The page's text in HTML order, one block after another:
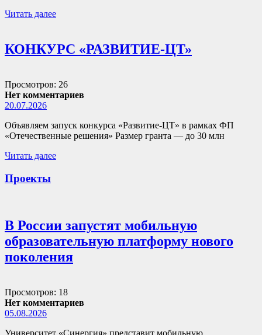
Читать далее
КОНКУРС «РАЗВИТИЕ-ЦТ»
Просмотров: 26
Нет комментариев
20.07.2026
Объявляем запуск конкурса «Развитие-ЦТ» в рамках ФП
«Отечественные решения» Размер гранта — до 30 млн
Читать далее
Проекты
В России запустят мобильную
образовательную платформу нового
поколения
Просмотров: 18
Нет комментариев
05.08.2026